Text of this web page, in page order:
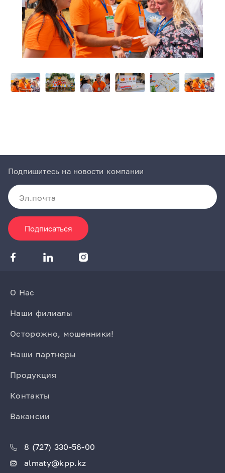
of
5
Подпишитесь на новости компании
Подписаться
О Нас
Наши филиалы
Осторожно, мошенники!
Наши партнеры
Продукция
Контакты
Вакансии
8 (727) 330-56-00
almaty@kpp.kz